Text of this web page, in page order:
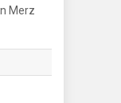
Merz